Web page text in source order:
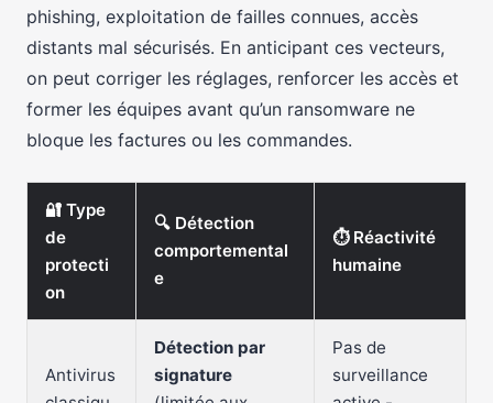
phishing, exploitation de failles connues, accès
distants mal sécurisés. En anticipant ces vecteurs,
on peut corriger les réglages, renforcer les accès et
former les équipes avant qu’un ransomware ne
bloque les factures ou les commandes.
🔐 Type
de
protecti
on
🔍 Détection
comportemental
e
⏱️ Réactivité
humaine
Antivirus
Détection par
signature
Pas de
surveillance